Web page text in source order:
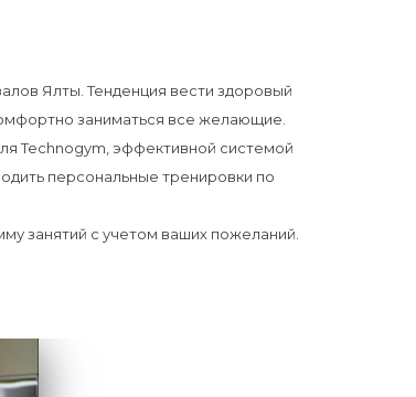
Ялты. Тенденция вести здоровый
заниматься все желающие.
Technogym, эффективной системой
персональные тренировки по
занятий с учетом ваших пожеланий.